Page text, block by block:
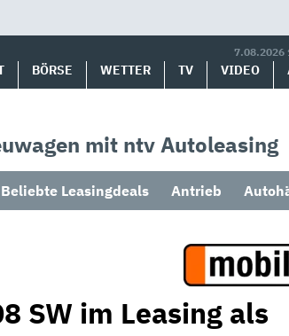
7.08.2026
BÖRSE WETTER TV VIDEO
mit ntv Autoleasing
Beliebte Leasingdeals Antrieb
SW im Leasing als